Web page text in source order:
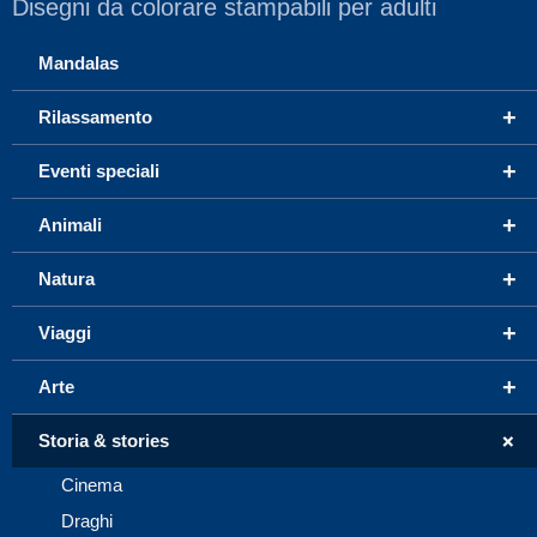
Disegni da colorare stampabili per adulti
Mandalas
+
Rilassamento
+
Eventi speciali
+
Animali
+
Natura
+
Viaggi
+
Arte
+
Storia & stories
Cinema
Draghi